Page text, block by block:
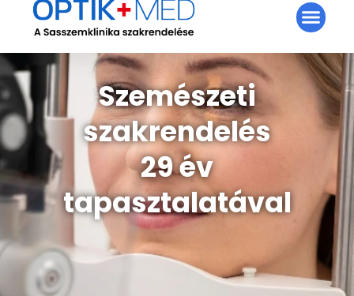
Szemészeti
szakrendelés
29 év
tapasztalatával